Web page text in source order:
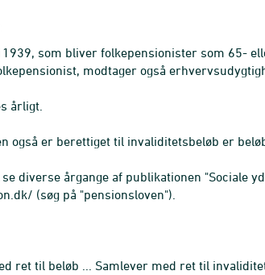
som bliver folkepensionister som 65-
modtager også
årligt.
også er berettiget til invaliditetsbeløb er
diverse årgange af publikationen "Sociale
(søg på "pensionsloven").
ret til beløb ... Samlever med ret til